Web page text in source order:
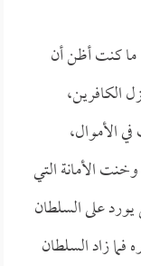
ما كنت أظن أن
الكافرين،
الأموال،
الأمانة التي
على السلطان
فما زاد السلطان